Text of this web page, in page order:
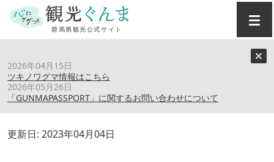
2026年04月15日
ツキノワグマ情報はこちら
2026年05月26日
「GUNMAPASSPORT」に関するお問い合わせについて
高崎駅前プラザホテル
更新日: 2023年04月04日